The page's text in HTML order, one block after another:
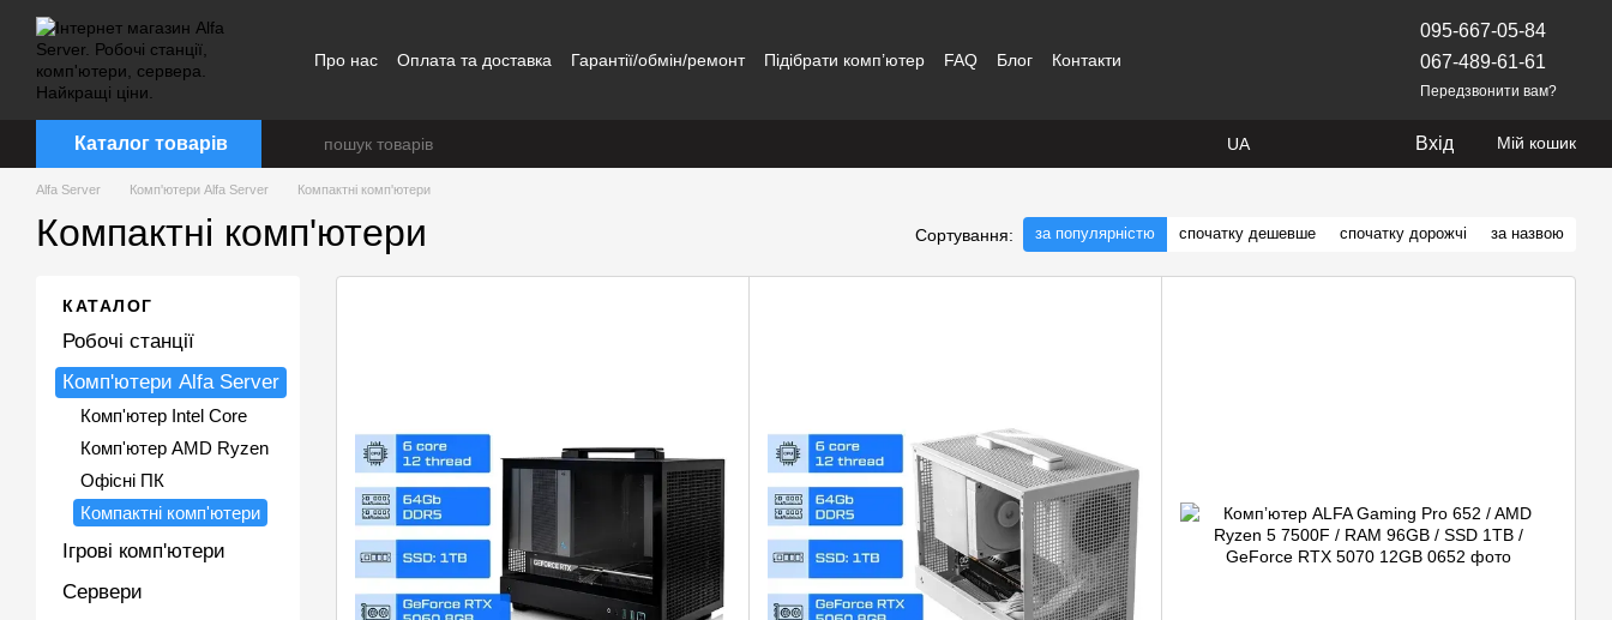
Перейти до основного контенту
Про нас Оплата та доставка Гарантії/обмін/ремонт Підібрати комп’ютер FAQ Блог Контакти
095-667-05-84
067-489-61-61
Передзвонити вам?
Каталог товарів UA Вхід Мій кошик
Alfa Server Комп'ютери Alfa Server Компактні комп'ютери
Компактні комп'ютери Сортування: за популярністю спочатку дешевше спочатку дорожчі за назвою
КАТАЛОГ
Робочі станції
Комп'ютери Alfa Server
Комп'ютер Intel Core
Комп'ютер AMD Ryzen
Офісні ПК
Компактні комп'ютери
Ігрові комп'ютери
Сервери